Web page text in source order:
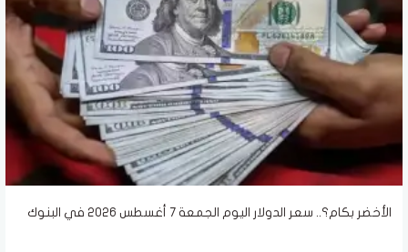
الأخضر بكام؟.. سعر الدولار اليوم الجمعة 7 أغسطس 2026 في البنوك